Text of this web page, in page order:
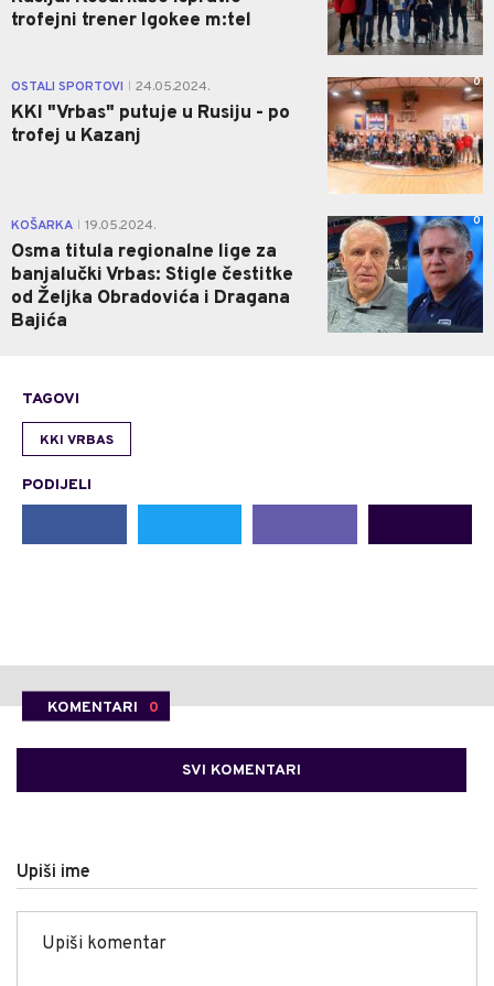
trofejni trener Igokee m:tel
OSTALI SPORTOVI 24.05.2024.
KKI "Vrbas" putuje u Rusiju - po
trofej u Kazanj
0
KOŠARKA 19.05.2024.
Osma titula regionalne lige za
banjalučki Vrbas: Stigle čestitke
od Željka Obradovića i Dragana
Bajića
0
TAGOVI
KKI VRBAS
PODIJELI
KOMENTARI 0
SVI KOMENTARI
Upiši ime